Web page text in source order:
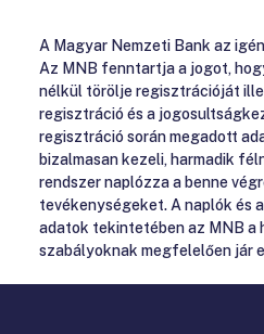
A Magyar Nemzeti Bank az
Az MNB fenntartja a jogot,
nélkül törölje regisztrációját
regisztráció és a
regisztráció során megadott
bizalmasan kezeli, harmadik
rendszer naplózza a benne
tevékenységeket. A naplók és
adatok tekintetében az MNB a
szabályoknak megfelelően jár